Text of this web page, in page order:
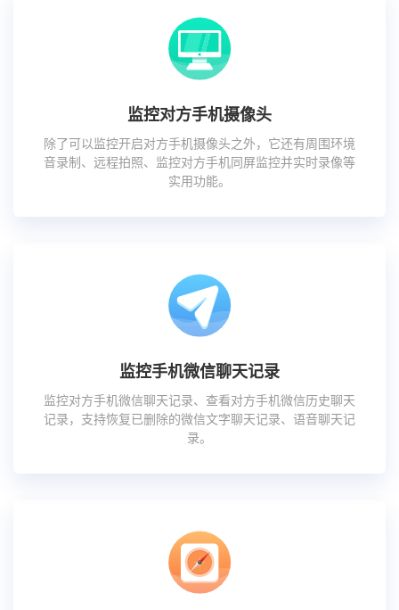
监控对方手机摄像头
除了可以监控开启对方手机摄像头之外，它还有周围环境
音录制、远程拍照、监控对方手机同屏监控并实时录像等
实用功能。
监控手机微信聊天记录
监控对方手机微信聊天记录、查看对方手机微信历史聊天
记录，支持恢复已删除的微信文字聊天记录、语音聊天记
录。